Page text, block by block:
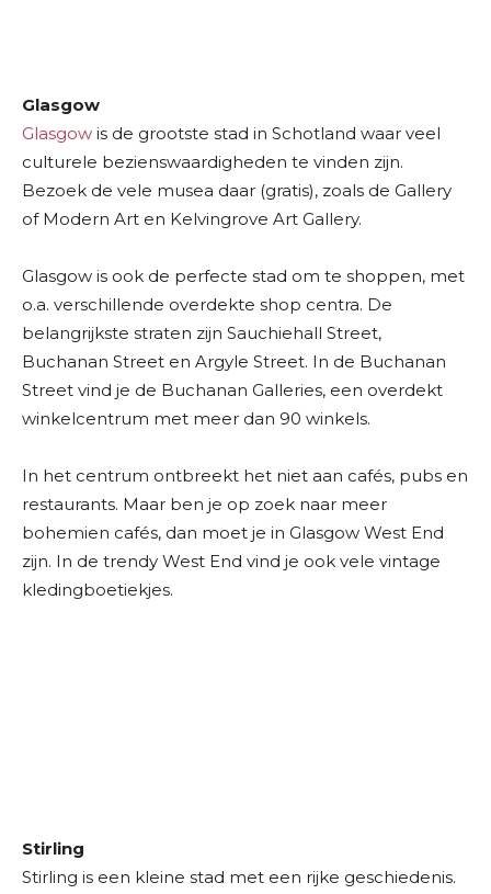
Glasgow
Glasgow is de grootste stad in Schotland waar veel
culturele bezienswaardigheden te vinden zijn.
Bezoek de vele musea daar (gratis), zoals de Gallery
of Modern Art en Kelvingrove Art Gallery.
Glasgow is ook de perfecte stad om te shoppen, met
o.a. verschillende overdekte shop centra. De
belangrijkste straten zijn Sauchiehall Street,
Buchanan Street en Argyle Street. In de Buchanan
Street vind je de Buchanan Galleries, een overdekt
winkelcentrum met meer dan 90 winkels.
In het centrum ontbreekt het niet aan cafés, pubs en
restaurants. Maar ben je op zoek naar meer
bohemien cafés, dan moet je in Glasgow West End
zijn. In de trendy West End vind je ook vele vintage
kledingboetiekjes.
Stirling
Stirling is een kleine stad met een rijke geschiedenis.